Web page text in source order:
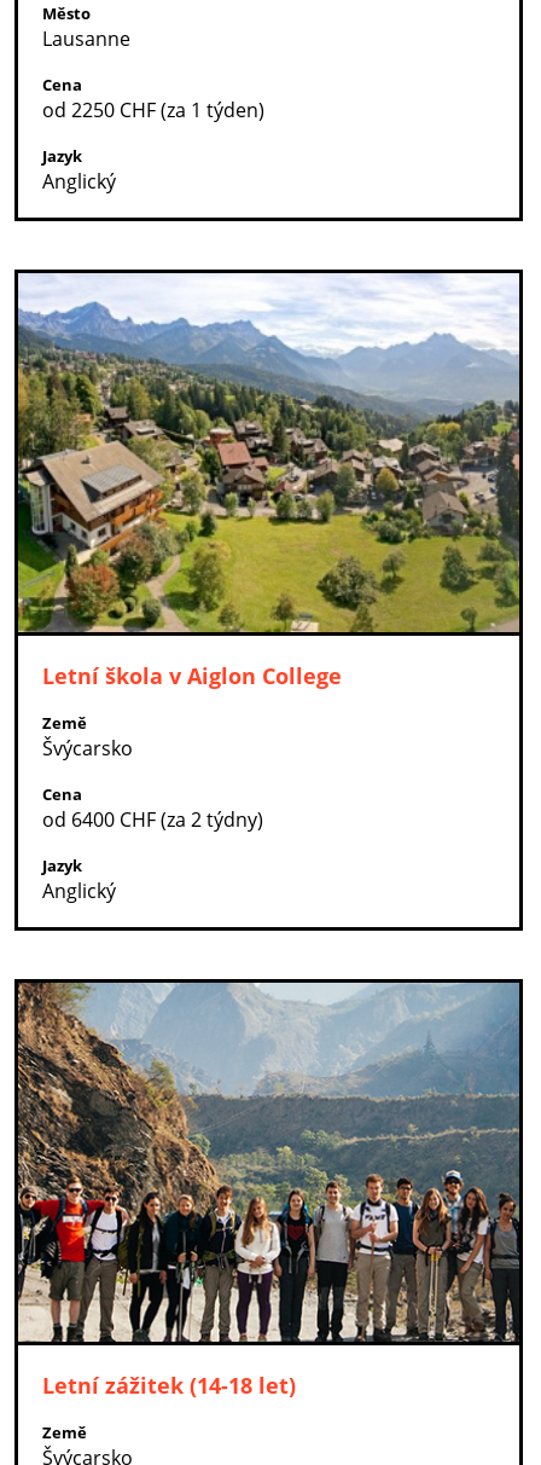
Město
Lausanne
Cena
od 2250 CHF (za 1 týden)
Jazyk
Anglický
Letní škola v Aiglon College
Země
Švýcarsko
Cena
od 6400 CHF (za 2 týdny)
Jazyk
Anglický
Letní zážitek (14-18 let)
Země
Švýcarsko